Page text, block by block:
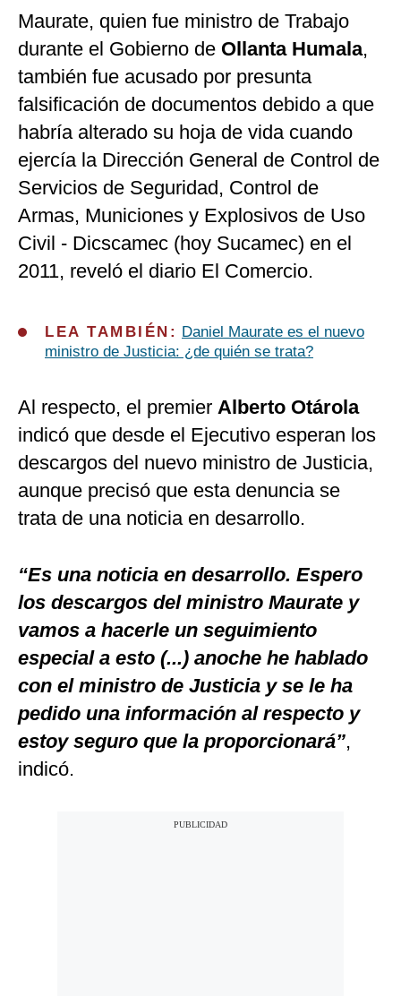
Maurate, quien fue ministro de Trabajo
durante el Gobierno de Ollanta Humala,
también fue acusado por presunta
falsificación de documentos debido a que
habría alterado su hoja de vida cuando
ejercía la Dirección General de Control de
Servicios de Seguridad, Control de
Armas, Municiones y Explosivos de Uso
Civil - Dicscamec (hoy Sucamec) en el
2011, reveló el diario El Comercio.
LEA TAMBIÉN:
Daniel Maurate es el nuevo
ministro de Justicia: ¿de quién se trata?
Al respecto, el premier Alberto Otárola
indicó que desde el Ejecutivo esperan los
descargos del nuevo ministro de Justicia,
aunque precisó que esta denuncia se
trata de una noticia en desarrollo.
“Es una noticia en desarrollo. Espero
los descargos del ministro Maurate y
vamos a hacerle un seguimiento
especial a esto (...) anoche he hablado
con el ministro de Justicia y se le ha
pedido una información al respecto y
estoy seguro que la proporcionará”,
indicó.